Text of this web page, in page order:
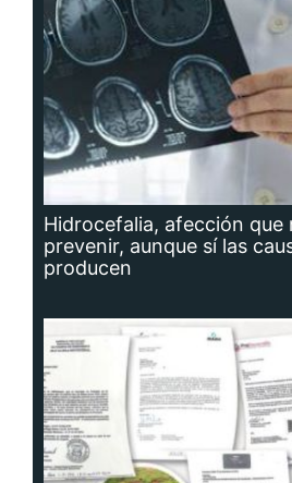
Hidrocefalia, afección que
prevenir, aunque sí las
producen